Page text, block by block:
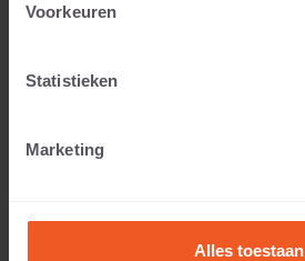
Voorkeuren
Statistieken
Marketing
Alles toestaan
Anwendbar auf:
43 KG